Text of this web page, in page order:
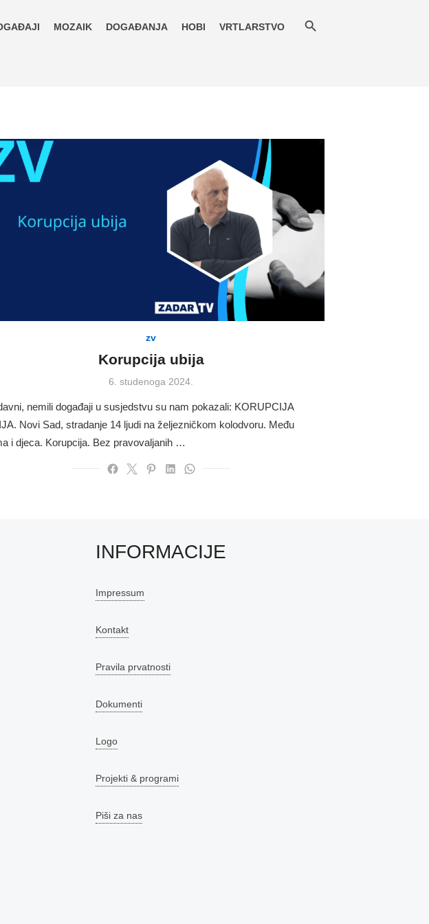
MOZAIK DOGAĐANJA HOBI VRTLARSTVO
zv
Korupcija ubija
Posted
6. studenoga 2024.
nemili događaji u susjedstvu su nam pokazali: KORUPCIJA
Novi Sad, stradanje 14 ljudi na željezničkom kolodvoru. Među
i djeca. Korupcija. Bez pravovaljanih …
INFORMACIJE
Impressum
Kontakt
Pravila prvatnosti
Dokumenti
Logo
Projekti & programi
Piši za nas